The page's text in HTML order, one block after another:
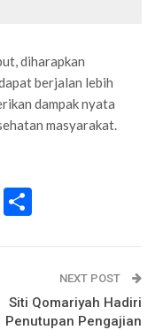
diharapkan
berjalan lebih
dampak nyata
masyarakat.
Print
NEXT POST
Siti Qomariyah Hadiri
Penutupan Pengajian